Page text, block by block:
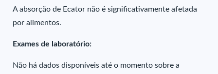
A absorção de Ecator não é significativamente afetada
por alimentos.
Exames de laboratório:
Não há dados disponíveis até o momento sobre a